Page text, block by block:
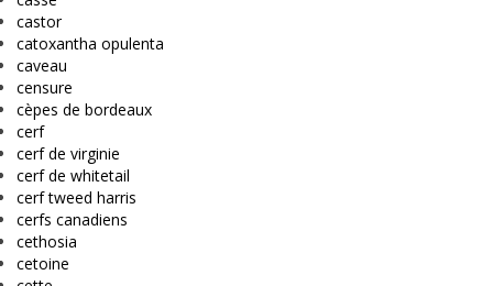
castor
catoxantha opulenta
caveau
censure
cèpes de bordeaux
cerf
cerf de virginie
cerf de whitetail
cerf tweed harris
cerfs canadiens
cethosia
cetoine